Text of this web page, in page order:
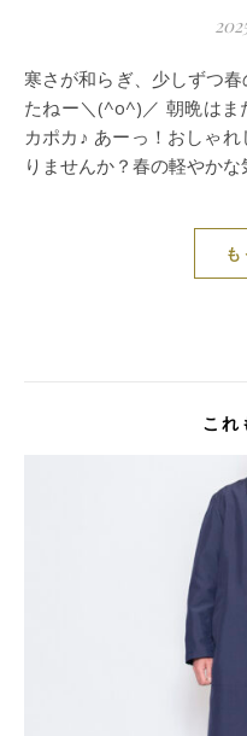
寒さが和らぎ、少しずつ春の陽気を感じる日が増えてきまし
たねー＼(^o^)／ 朝晩はま
カポカ♪ あーっ！おしゃ
りませんか？春の軽やか
これ